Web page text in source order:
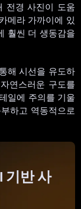
전경 사진이 도움
메라 가까이에 있
훨씬 더 생동감을
해 시선을 유도하
연스러운 구도를
일에 주의를 기울
하고 역동적으로
기반 사